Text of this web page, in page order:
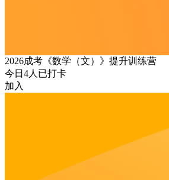
2026成考《数学（文）》提升训练营
今日 4人已打卡
加入